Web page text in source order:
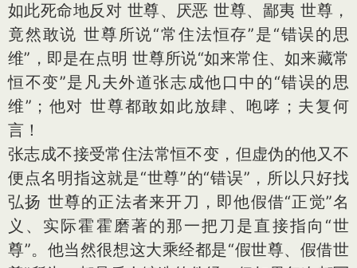
如此死命地反对 世尊、厌恶 世尊、鄙夷 世尊，
竟然敢说 世尊所说“常住法恒存”是“错误的思
维”，即是在点明 世尊所说“如来常住、如来藏常
恒不变”是凡夫外道张志成他口中的“错误的思
维”；他对 世尊都敢如此放肆、咆哮；夫复何
言！
张志成不接受常住法常恒不变，但虚伪的他又不
便点名明指这就是“世尊”的“错误”，所以只好找
弘扬 世尊的正法者来开刀，即他假借“正觉”名
义、实际霍霍磨著的那一把刀是直接指向“世
尊”。他当然很想这大乘经都是“假世尊、假借世